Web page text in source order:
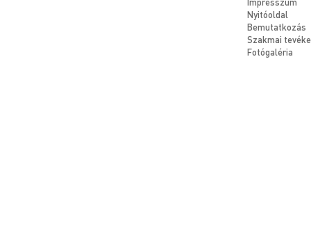
Nyitóoldal
Bemutatkozás
Szakmai
Fotógaléria